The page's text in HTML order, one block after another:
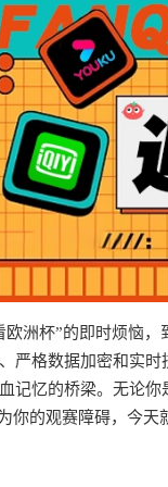
欧洲杯”的即时烦恼
严格数据加密和实
记忆的桥梁。无论
你的观赛障碍，今天